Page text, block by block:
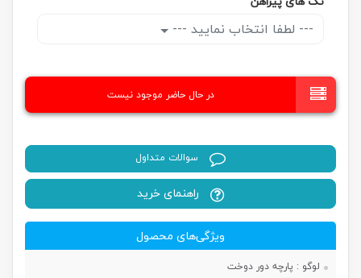
--- لطفا انتخاب نمایید ---
در حال حاضر موجود نیست
سوالات متداول
راهنمای خرید
ویژگی‌های محصول
لوگو : پارچه دور دوخت